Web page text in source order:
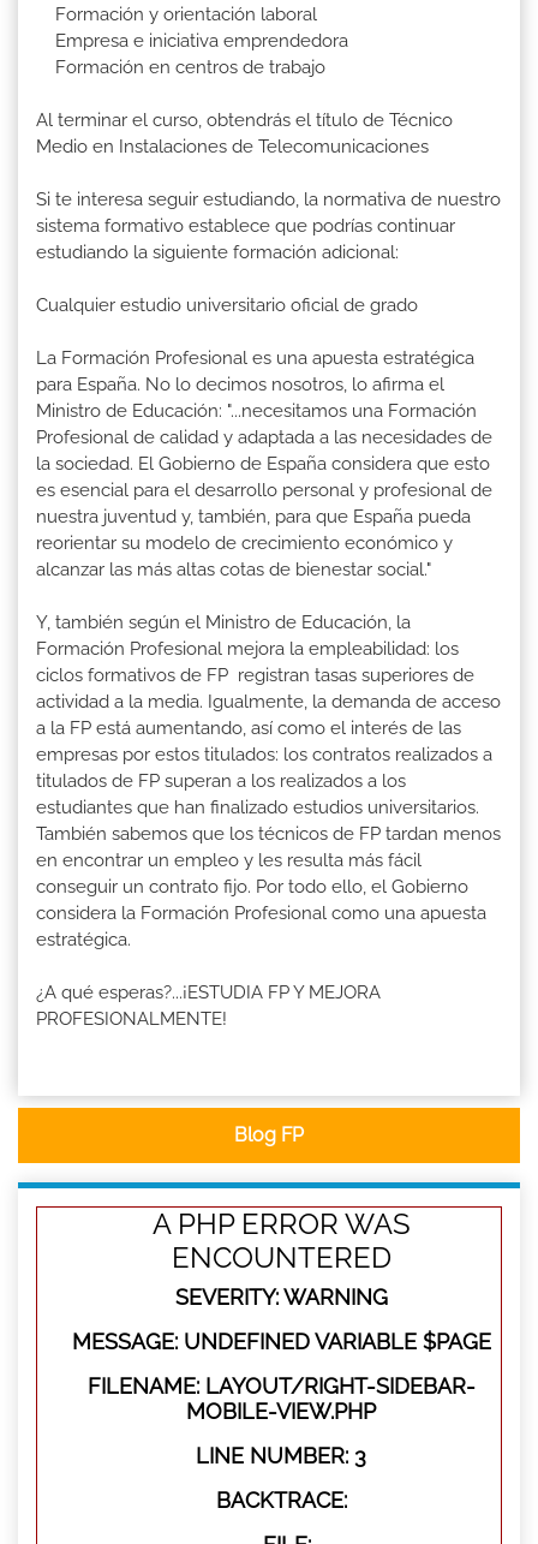
Formación y orientación laboral
Empresa e iniciativa emprendedora
Formación en centros de trabajo
Al terminar el curso, obtendrás el título de Técnico
Medio en Instalaciones de Telecomunicaciones
Si te interesa seguir estudiando, la normativa de nuestro
sistema formativo establece que podrías continuar
estudiando la siguiente formación adicional:
Cualquier estudio universitario oficial de grado
La Formación Profesional es una apuesta estratégica
para España. No lo decimos nosotros, lo afirma el
Ministro de Educación: "...necesitamos una Formación
Profesional de calidad y adaptada a las necesidades de
la sociedad. El Gobierno de España considera que esto
es esencial para el desarrollo personal y profesional de
nuestra juventud y, también, para que España pueda
reorientar su modelo de crecimiento económico y
alcanzar las más altas cotas de bienestar social."
Y, también según el Ministro de Educación, la
Formación Profesional mejora la empleabilidad: los
ciclos formativos de FP registran tasas superiores de
actividad a la media. Igualmente, la demanda de acceso
a la FP está aumentando, así como el interés de las
empresas por estos titulados: los contratos realizados a
titulados de FP superan a los realizados a los
estudiantes que han finalizado estudios universitarios.
También sabemos que los técnicos de FP tardan menos
en encontrar un empleo y les resulta más fácil
conseguir un contrato fijo. Por todo ello, el Gobierno
considera la Formación Profesional como una apuesta
estratégica.
¿A qué esperas?...¡ESTUDIA FP Y MEJORA
PROFESIONALMENTE!
Blog FP
A PHP ERROR WAS
ENCOUNTERED
SEVERITY: WARNING
MESSAGE: UNDEFINED VARIABLE $PAGE
FILENAME: LAYOUT/RIGHT-SIDEBAR-
MOBILE-VIEW.PHP
LINE NUMBER: 3
BACKTRACE: